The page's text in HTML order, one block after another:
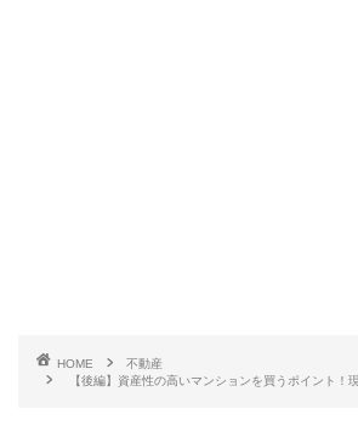
HOME
不動産
【後編】資産性の高いマンションを買うポイント！